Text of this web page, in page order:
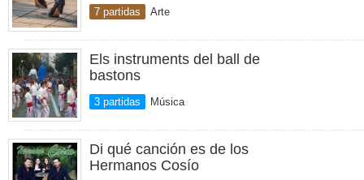
7 partidas Arte
Els instruments del ball de
bastons
3 partidas Música
Di qué canción es de los
Hermanos Cosío